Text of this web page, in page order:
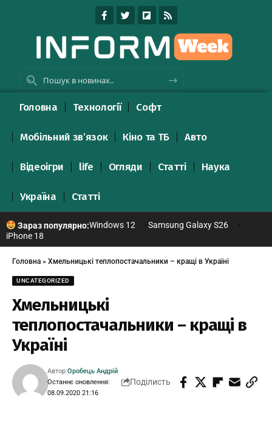
Головна Технології Софт
Мобільний зв’язок Кіно та ТБ Авто
Відеоігри life Огляди Статті Наука
Україна Статті
Зараз популярно:Windows 12
Samsung Galaxy S26
iPhone 18
Головна » Хмельницькі теплопостачальники – кращі в Україні
UNCATEGORIZED
Хмельницькі
теплопостачальники – кращі в
Україні
Останнє оновлення:
08.09.2020 21:16
Автор:Оробець Андрій
Поділисть